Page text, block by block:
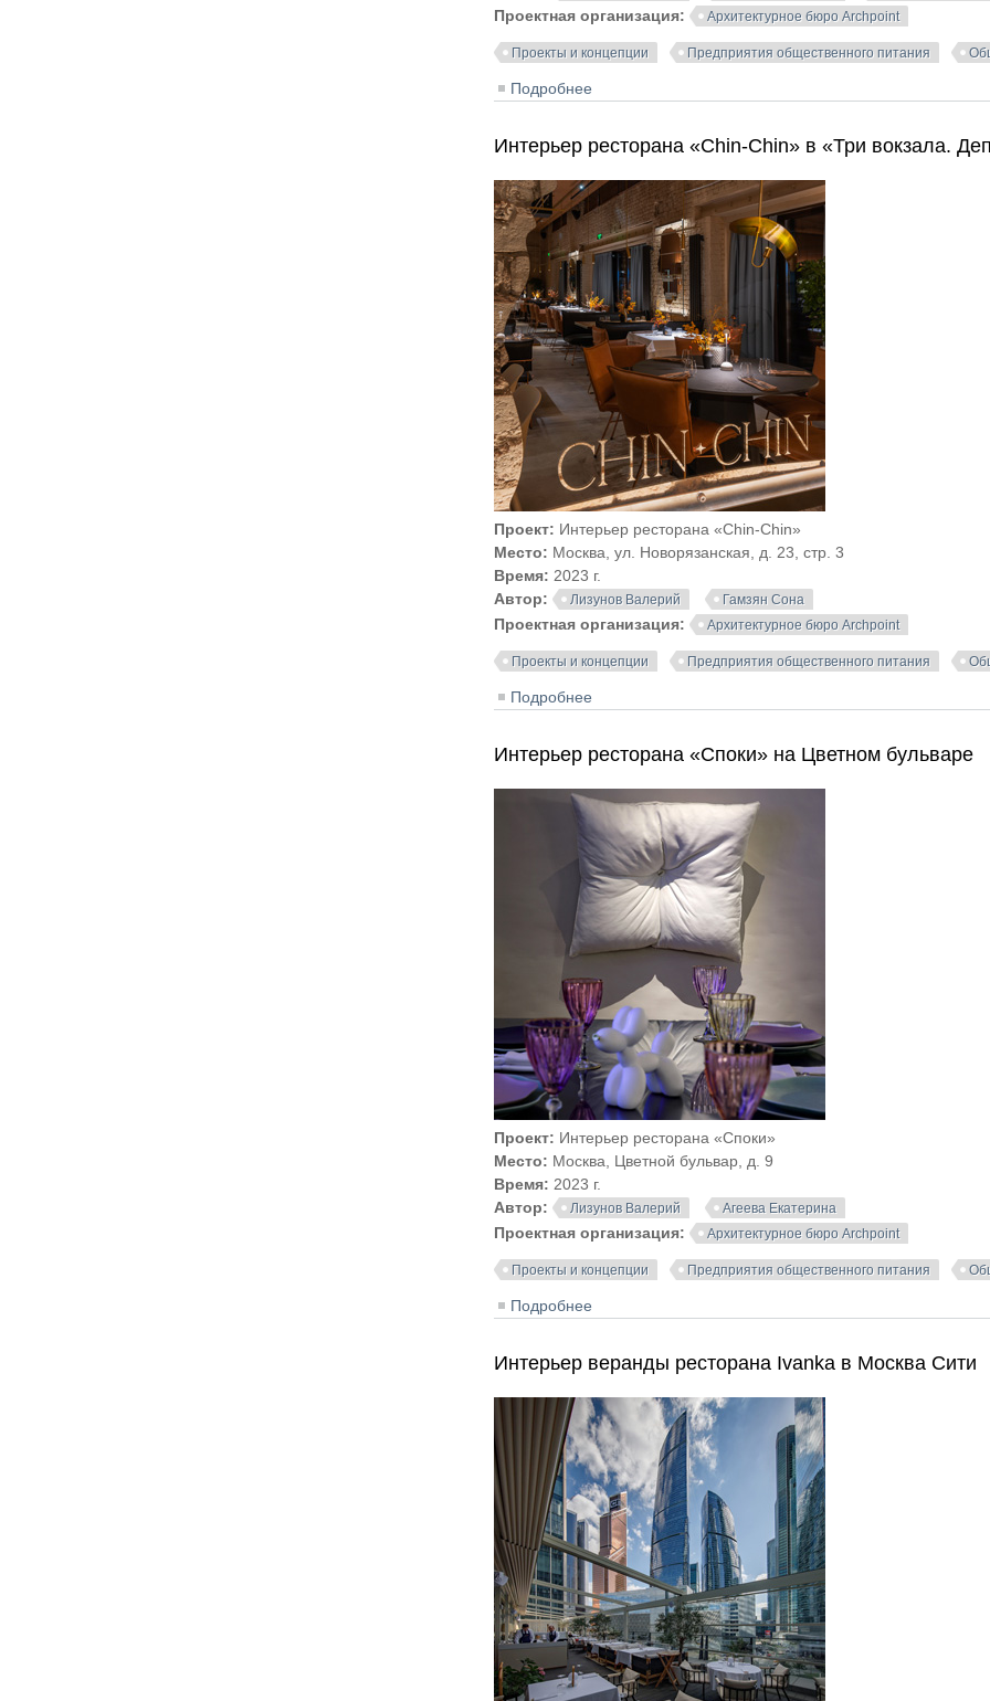
Проектная организация: Архитектурное бюро Archpoint
Проекты и концепции Предприятия общественного питания
Подробнее
Интерьер ресторана «Chin-Chin» в «Три вокзала.
Проект: Интерьер ресторана «Chin-Chin»
Место: Москва, ул. Новорязанская, д. 23, стр. 3
Время: 2023 г.
Автор:
Лизунов Валерий Гамзян Сона
Проектная организация: Архитектурное бюро Archpoint
Проекты и концепции Предприятия общественного питания
Подробнее
Интерьер ресторана «Споки» на Цветном бульваре
Проект: Интерьер ресторана «Споки»
Место: Москва, Цветной бульвар, д. 9
Время: 2023 г.
Автор:
Лизунов Валерий Агеева Екатерина
Проектная организация: Архитектурное бюро Archpoint
Проекты и концепции Предприятия общественного питания
Подробнее
Интерьер веранды ресторана Ivanka в Москва Сити